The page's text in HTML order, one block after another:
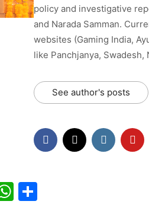
policy and investigative
and Narada Samman.
websites (Gaming India,
like Panchjanya, Swadesh,
See author's posts
W